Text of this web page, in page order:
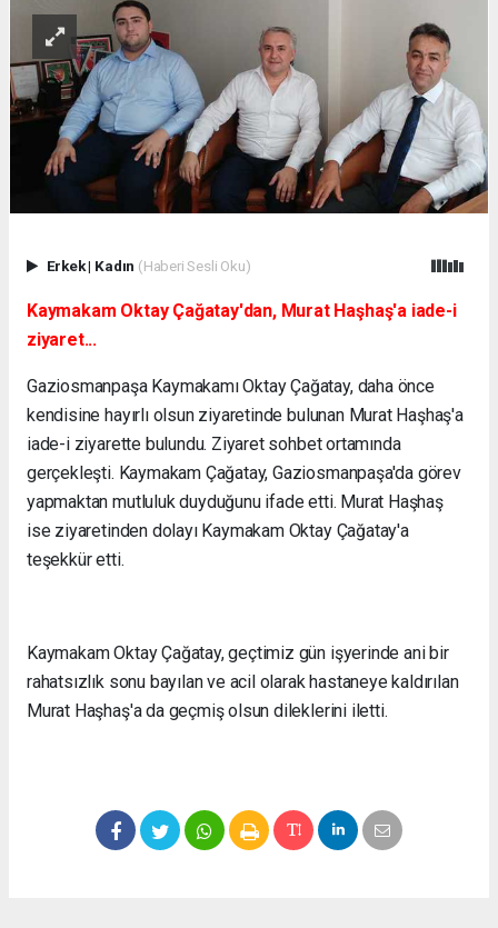
Erkek| Kadın (Haberi Sesli Oku)
Kaymakam Oktay Çağatay'dan, Murat Haşhaş'a iade-i
ziyaret...
Gaziosmanpaşa Kaymakamı Oktay Çağatay, daha önce
kendisine hayırlı olsun ziyaretinde bulunan Murat Haşhaş'a
iade-i ziyarette bulundu. Ziyaret sohbet ortamında
gerçekleşti. Kaymakam Çağatay, Gaziosmanpaşa'da görev
yapmaktan mutluluk duyduğunu ifade etti. Murat Haşhaş
ise ziyaretinden dolayı Kaymakam Oktay Çağatay'a
teşekkür etti.
Kaymakam Oktay Çağatay, geçtimiz gün işyerinde ani bir
rahatsızlık sonu bayılan ve acil olarak hastaneye kaldırılan
Murat Haşhaş'a da geçmiş olsun dileklerini iletti.